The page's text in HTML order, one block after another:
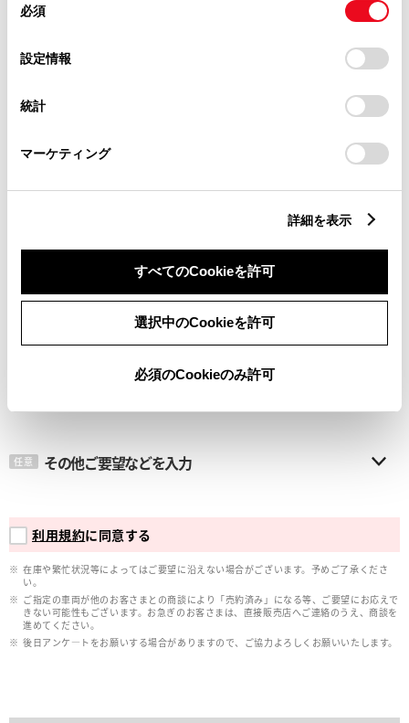
デバイスにすべてのCookie(クッキー)が保存されることに同
意したことになります。Cookie(クッキー)のオプトアウト、
設定の変更、同意を撤回したりするにあたっては、当社の
「Cookie（クッキー）情報の取り扱いについて
」をご覧くだ
必須
設定情報
統計
マーケティング
詳細を表示
すべてのCookieを許可
選択中のCookieを許可
必須のCookieのみ許可
メールアドレス
任意 その他ご要望などを入力
利用規約に同意する
在庫や繁忙状況等によってはご要望に沿えない場合がございます。予めご了承くださ
い。
ご指定の車両が他のお客さまとの商談により「売約済み」になる等、ご要望にお応えで
きない可能性もございます。お急ぎのお客さまは、直接販売店へご連絡のうえ、商談を
進めてください。
後日アンケ―トをお願いする場合がありますので、ご協力よろしくお願いいたします。